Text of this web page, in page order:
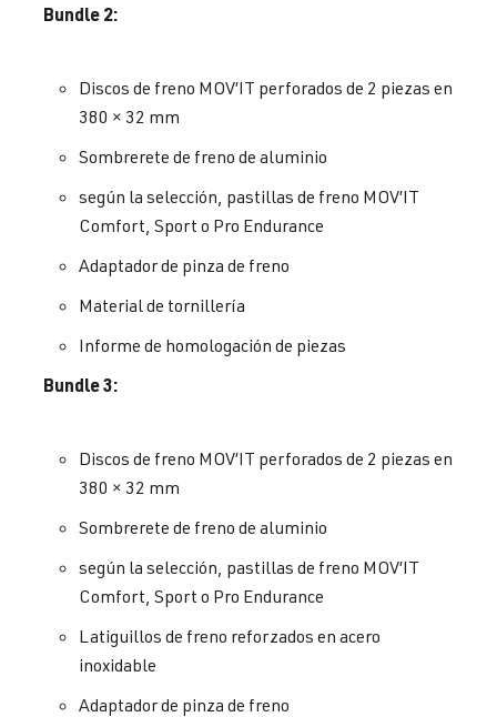
Bundle 2:
Discos de freno MOV’IT perforados de 2 piezas en
380 × 32 mm
Sombrerete de freno de aluminio
según la selección, pastillas de freno MOV’IT
Comfort, Sport o Pro Endurance
Adaptador de pinza de freno
Material de tornillería
Informe de homologación de piezas
Bundle 3:
Discos de freno MOV’IT perforados de 2 piezas en
380 × 32 mm
Sombrerete de freno de aluminio
según la selección, pastillas de freno MOV’IT
Comfort, Sport o Pro Endurance
Latiguillos de freno reforzados en acero
inoxidable
Adaptador de pinza de freno